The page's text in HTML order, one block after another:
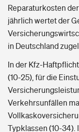
Reparaturkosten
jährlich wertet der
in Deutschland
In der Kfz-
(10-25), für die
Verkehrsunfällen
Typklassen (10-34).